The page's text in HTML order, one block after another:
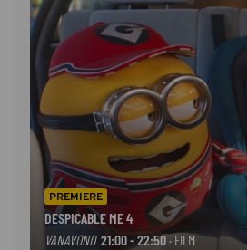
PREMIERE
DESPICABLE ME 4
VANAVOND 21:00 - 22:50· FILM